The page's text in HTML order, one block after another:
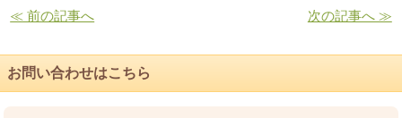
≪ 前の記事へ 次の記事へ ≫
お問い合わせはこちら